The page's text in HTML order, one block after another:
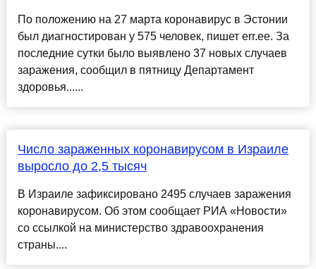
По положению на 27 марта коронавирус в Эстонии
был диагностирован у 575 человек, пишет err.ee. За
последние сутки было выявлено 37 новых случаев
заражения, сообщил в пятницу Департамент
здоровья......
Число зараженных коронавирусом в Израиле
выросло до 2,5 тысяч
В Израиле зафиксировано 2495 случаев заражения
коронавирусом. Об этом сообщает РИА «Новости»
со ссылкой на министерство здравоохранения
страны....